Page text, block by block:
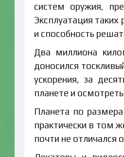
систем оружия,
Эксплуатация
и способность
Два миллиона
доносился
ускорения, за
планете и
Планета по
практически в том
почти не